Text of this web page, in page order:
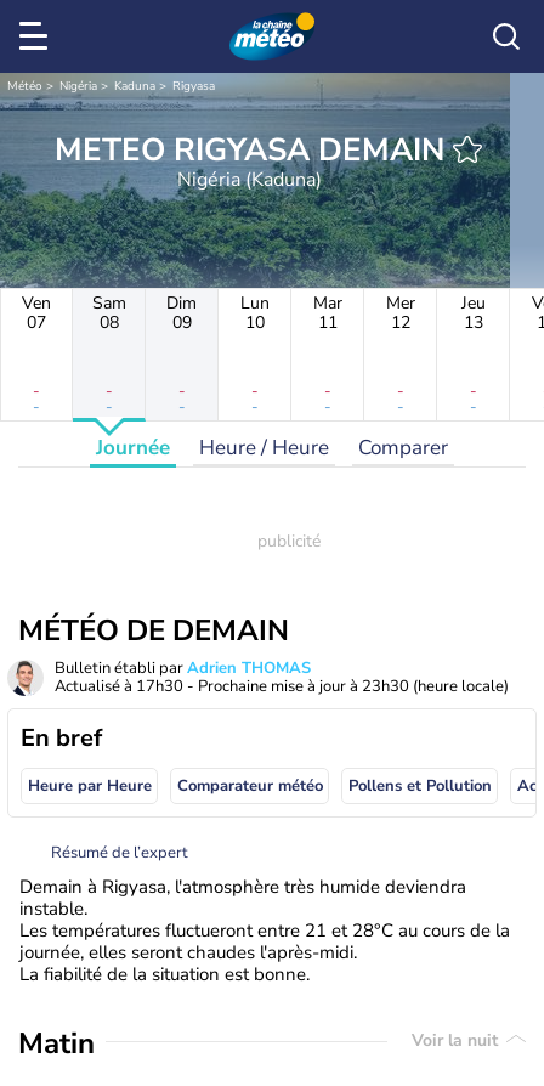
Météo Nigéria Kaduna Rigyasa
METEO RIGYASA DEMAIN
Nigéria (Kaduna)
Ven
07
-
-
Sam
08
-
-
Dim
09
-
-
Lun
10
-
-
Mar
11
-
-
Mer
12
-
-
Jeu
13
-
-
Journée Heure / Heure Comparer
MÉTÉO DE DEMAIN
Bulletin établi parAdrien THOMAS
Actualisé à 17h30 - Prochaine mise à jour à 23h30 (heure locale)
En bref
Heure par Heure Comparateur météo Pollens et Pollution
Résumé de l’expert
Demain à Rigyasa, l'atmosphère très humide deviendra
instable.
Les températures fluctueront entre 21 et 28°C au cours de la
journée, elles seront chaudes l'après-midi.
La fiabilité de la situation est bonne.
Matin Voir la nuit